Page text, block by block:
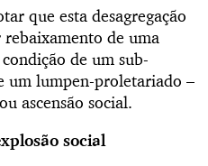
que esta desagregação
de uma
de um sub-
um lumpen-proletariado –
ascensão social.
social